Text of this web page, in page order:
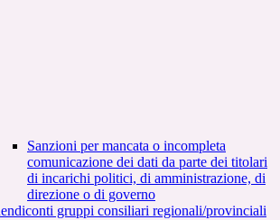
Sanzioni per mancata o incompleta
comunicazione dei dati da parte dei titolari
di incarichi politici, di amministrazione, di
direzione o di governo
gruppi consiliari regionali/provinciali